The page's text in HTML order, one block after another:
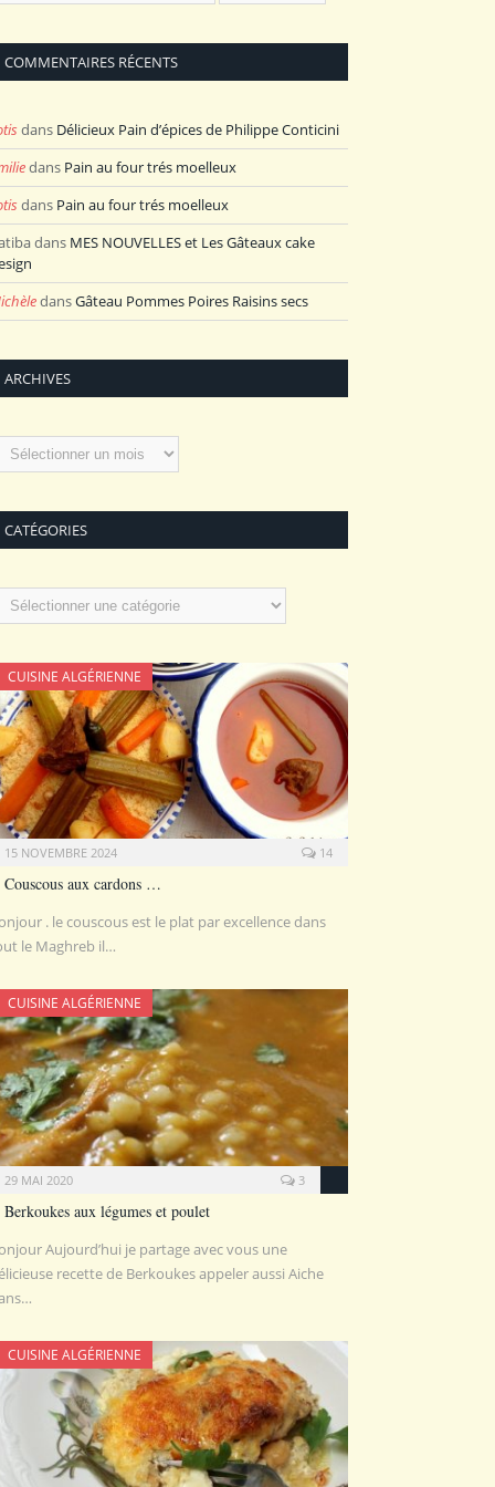
COMMENTAIRES RÉCENTS
dans Délicieux Pain d’épices de Philippe Conticini
dans Pain au four trés moelleux
dans Pain au four trés moelleux
dans MES NOUVELLES et Les Gâteaux cake
dansGâteau Pommes Poires Raisins secs
ARCHIVES
CATÉGORIES
CUISINE ALGÉRIENNE
15 NOVEMBRE 2024 14
Couscous aux cardons …
. le couscous est le plat par excellence dans
le Maghreb il…
CUISINE ALGÉRIENNE
29 MAI 2020 3
Berkoukes aux légumes et poulet
Aujourd’hui je partage avec vous une
recette de Berkoukes appeler aussi Aiche
CUISINE ALGÉRIENNE